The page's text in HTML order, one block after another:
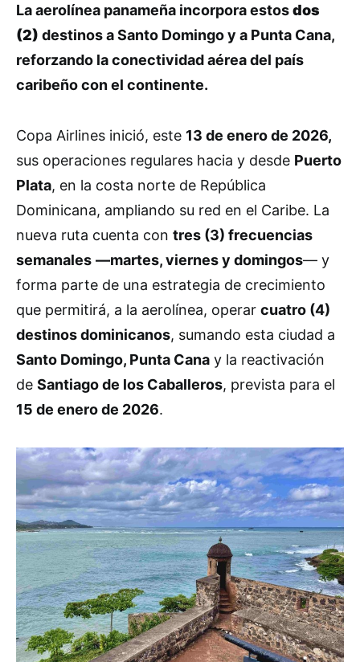
La aerolínea panameña incorpora estosdos
(2) destinos a Santo Domingo y a Punta Cana,
reforzando la conectividad aérea del país
caribeño con el continente.
Copa Airlines inició, este 13 de enero de 2026,
sus operaciones regulares hacia y desde Puerto
Plata, en la costa norte de República
Dominicana, ampliando su red en el Caribe. La
nueva ruta cuenta con tres (3) frecuencias
semanales —martes, viernes y domingos— y
forma parte de una estrategia de crecimiento
que permitirá, a la aerolínea, operar cuatro (4)
destinos dominicanos, sumando esta ciudad a
Santo Domingo, Punta Cana y la reactivación
de Santiago de los Caballeros, prevista para el
15 de enero de 2026.